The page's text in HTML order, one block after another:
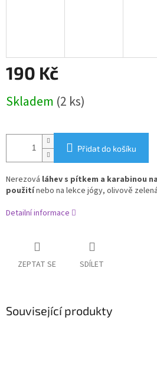
190 Kč
cena:
Skladem (2 ks)
Přidat do košíku
Nerezová láhev s pítkem a karabinou
použitínebo na lekce jógy, olivově
Detailní informace
ZEPTAT SE SDÍLET
Související produkty